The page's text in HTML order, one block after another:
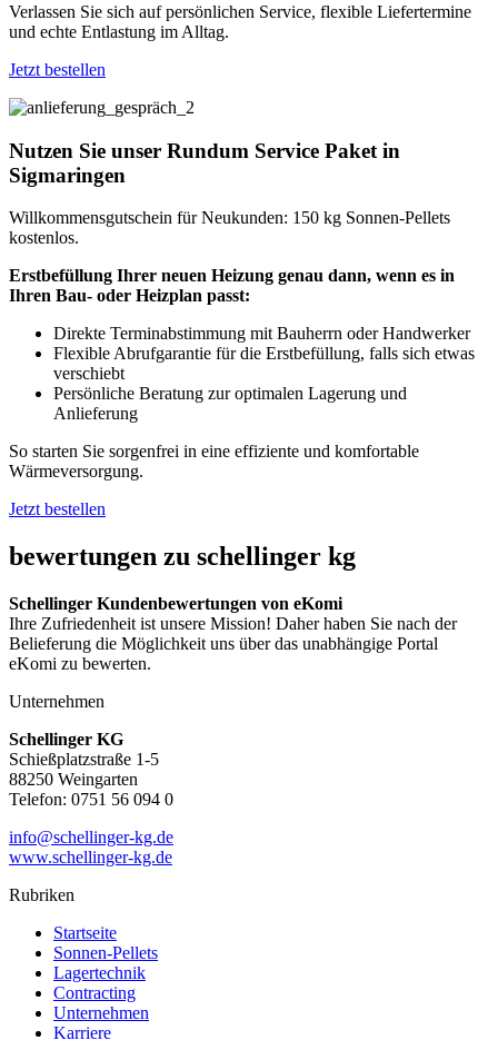
Verlassen Sie sich auf persönlichen Service, flexible Liefertermine
und echte Entlastung im Alltag.
Jetzt bestellen
Nutzen Sie unser Rundum Service Paket in
Sigmaringen
Willkommensgutschein für Neukunden: 150 kg Sonnen-Pellets
kostenlos.
Erstbefüllung Ihrer neuen Heizung genau dann, wenn es in
Ihren Bau- oder Heizplan passt:
Direkte Terminabstimmung mit Bauherrn oder Handwerker
Flexible Abrufgarantie für die Erstbefüllung, falls sich etwas
verschiebt
Persönliche Beratung zur optimalen Lagerung und
Anlieferung
So starten Sie sorgenfrei in eine effiziente und komfortable
Wärmeversorgung.
Jetzt bestellen
bewertungen zu schellinger kg
Schellinger Kundenbewertungen von eKomi
Ihre Zufriedenheit ist unsere Mission! Daher haben Sie nach der
Belieferung die Möglichkeit uns über das unabhängige Portal
eKomi zu bewerten.
Unternehmen
Schellinger KG
Schießplatzstraße 1-5
88250 Weingarten
Telefon: 0751 56 094 0
info@schellinger-kg.de
www.schellinger-kg.de
Rubriken
Startseite
Sonnen-Pellets
Lagertechnik
Contracting
Unternehmen
Karriere